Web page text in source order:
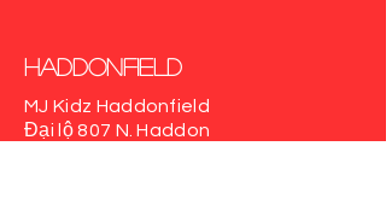
Haddonfield
MJ Kidz Haddonfield
Đại lộ 807 N. Haddon